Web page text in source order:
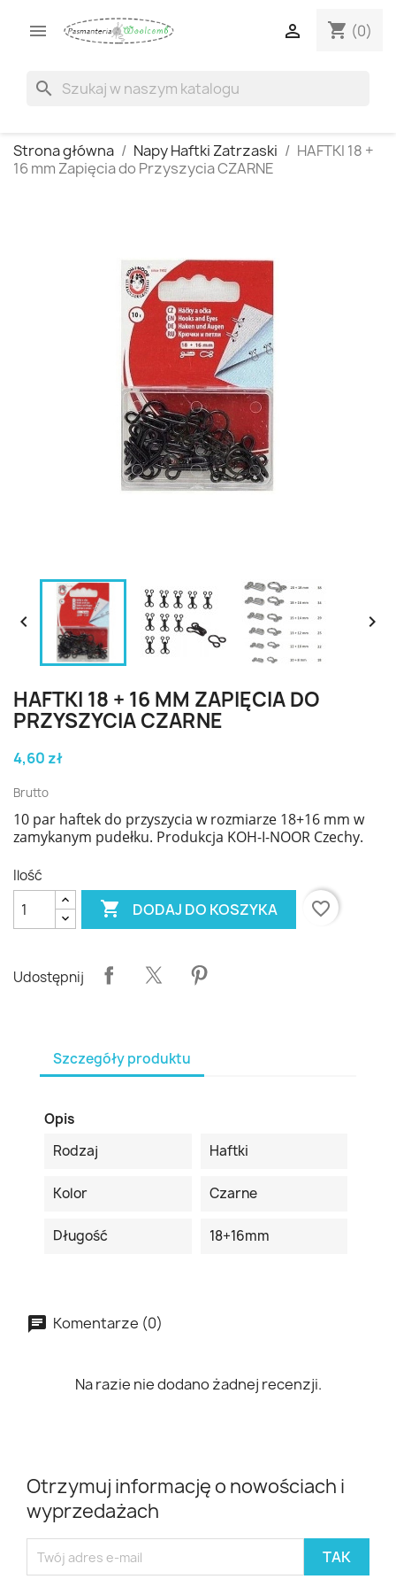
 shopping_cart (0)

search
Strona główna Napy Haftki Zatrzaski
HAFTKI 18 +
16 mm Zapięcia do Przyszycia CZARNE
 
HAFTKI 18 + 16 MM ZAPIĘCIA DO
PRZYSZYCIA CZARNE
4,60 zł
Brutto
10 par haftek do przyszycia w rozmiarze 18+16 mm w
zamykanym pudełku. Produkcja KOH-I-NOOR Czechy.
Ilość
 DODAJ DO KOSZYKA favorite_border
Udostępnij
Szczegóły produktu
Opis
Rodzaj
Haftki
Kolor Czarne
Długość 18+16mm
Komentarze (0)
Na razie nie dodano żadnej recenzji.
Otrzymuj informację o nowościach i
wyprzedażach